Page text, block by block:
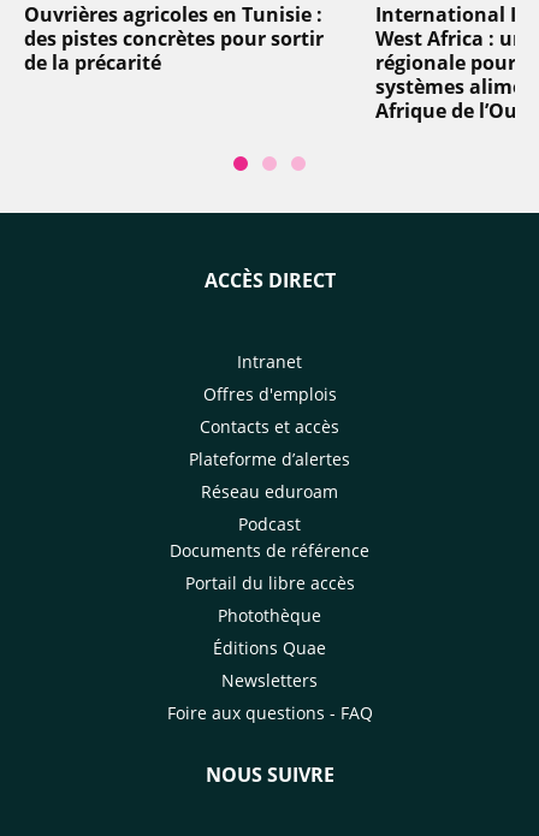
Ouvrières agricoles en Tunisie :
des pistes concrètes pour sortir
de la précarité
International
West Africa :
régionale pour
systèmes
Afrique de
ACCÈS DIRECT
Intranet
Offres d'emplois
Contacts et accès
Plateforme d’alertes
Réseau eduroam
Podcast
Documents de référence
Portail du libre accès
Photothèque
Éditions Quae
Newsletters
Foire aux questions - FAQ
NOUS SUIVRE